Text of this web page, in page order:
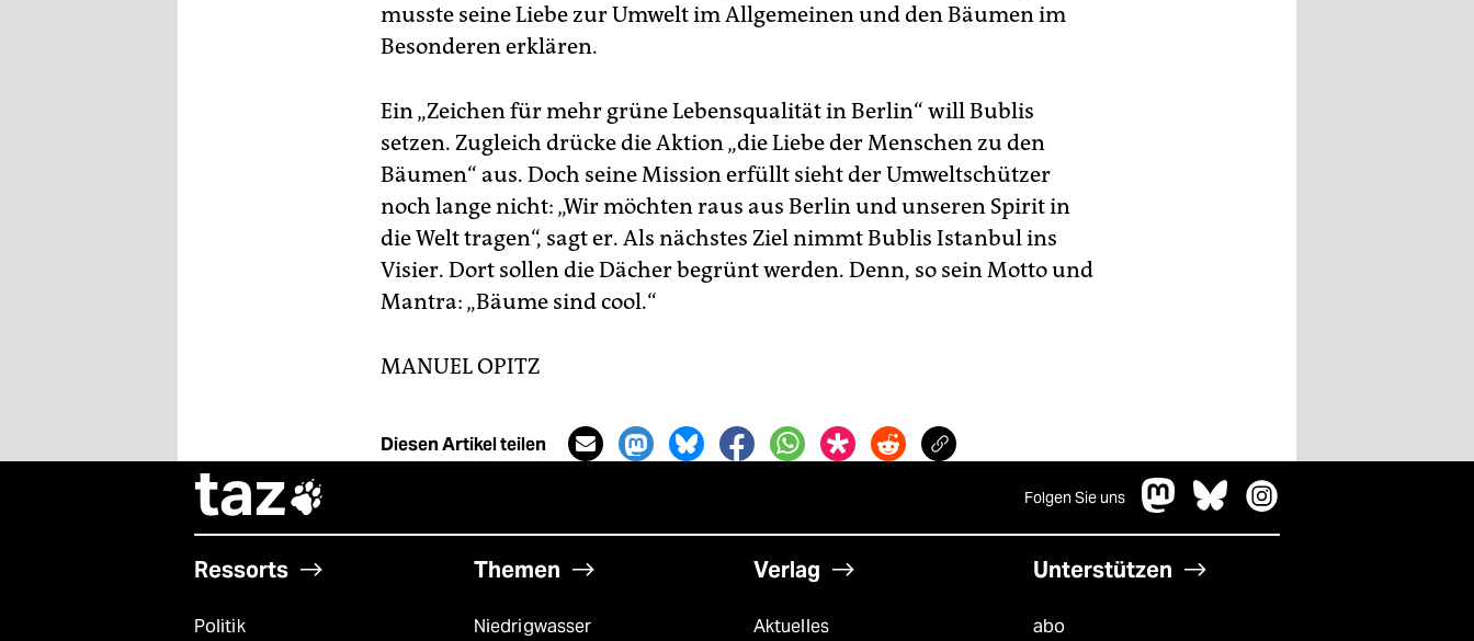
musste seine Liebe zur Umwelt im Allgemeinen und den Bäumen im
Besonderen erklären.
Ein „Zeichen für mehr grüne Lebensqualität in Berlin“ will Bublis
setzen. Zugleich drücke die Aktion „die Liebe der Menschen zu den
Bäumen“ aus. Doch seine Mission erfüllt sieht der Umweltschützer
noch lange nicht: „Wir möchten raus aus Berlin und unseren Spirit in
die Welt tragen“, sagt er. Als nächstes Ziel nimmt Bublis Istanbul ins
Visier. Dort sollen die Dächer begrünt werden. Denn, so sein Motto und
Mantra: „Bäume sind cool.“
MANUEL OPITZ
Diesen Artikel teilen
taz Folgen Sie uns
Ressorts
Politik
Themen
Niedrigwasser
Verlag
Aktuelles
Unterstützen
abo